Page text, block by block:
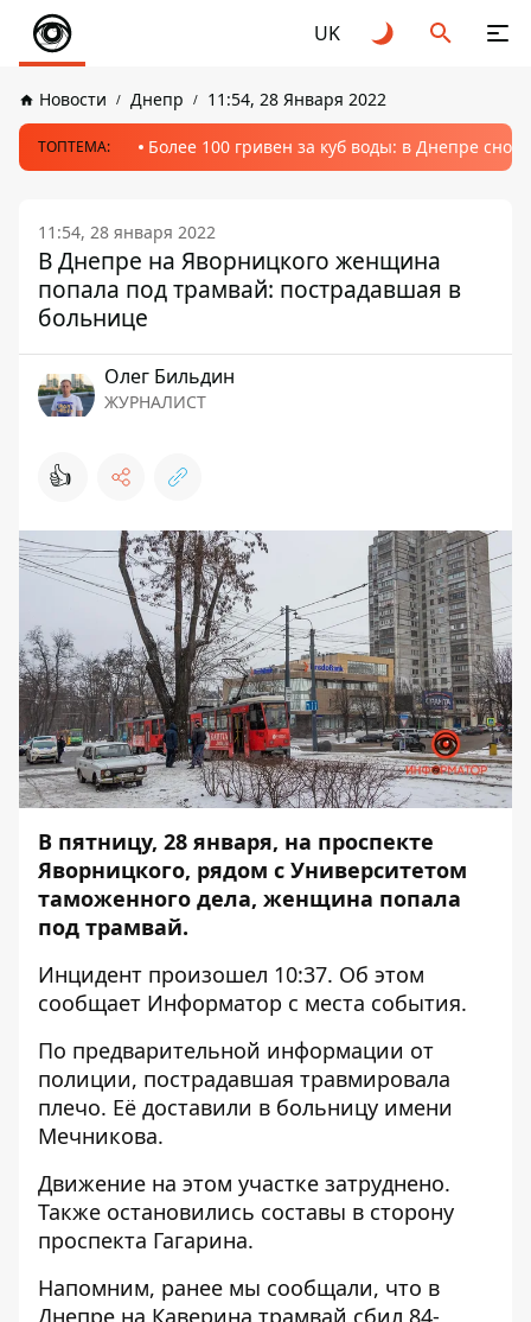
UK
Новости Днепр 11:54, 28 Января 2022
ТОПТЕМА: Более 100 гривен за куб воды: в Днепре
11:54, 28 января 2022
В Днепре на Яворницкого женщина
попала под трамвай: пострадавшая в
больнице
Олег Бильдин
ЖУРНАЛИСТ
👍
В пятницу, 28 января, на проспекте
Яворницкого, рядом с Университетом
таможенного дела, женщина попала
под трамвай.
Инцидент произошел 10:37. Об этом
сообщает Информатор с места события.
По предварительной информации от
полиции, пострадавшая травмировала
плечо. Её доставили в больницу имени
Мечникова.
Движение на этом участке затруднено.
Также остановились составы в сторону
проспекта Гагарина.
Напомним, ранее мы сообщали, что в
Днепре на Каверина трамвай сбил 84-